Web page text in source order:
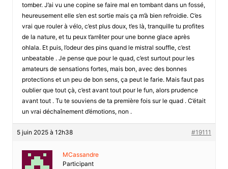
tomber. J’ai vu une copine se faire mal en tombant dans un fossé,
heureusement elle s’en est sortie mais ça m’à bien refroidie. C’es
vrai que rouler à vélo, c’est plus doux, t’es là, tranquille tu profites
de la nature, et tu peux t’arrêter pour une bonne glace après
ohlala. Et puis, l’odeur des pins quand le mistral souffle, c’est
unbeatable . Je pense que pour le quad, c’est surtout pour les
amateurs de sensations fortes, mais bon, avec des bonnes
protections et un peu de bon sens, ça peut le farie. Mais faut pas
oublier que tout çà, c’est avant tout pour le fun, alors prudence
avant tout . Tu te souviens de ta première fois sur le quad . C’était
un vrai déchaînement d’émotions, non .
5 juin 2025 à 12h38 #19111
MCassandre
Participant